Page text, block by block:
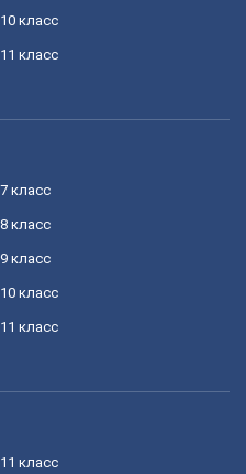
10 класс
11 класс
7 класс
8 класс
9 класс
10 класс
11 класс
11 класс